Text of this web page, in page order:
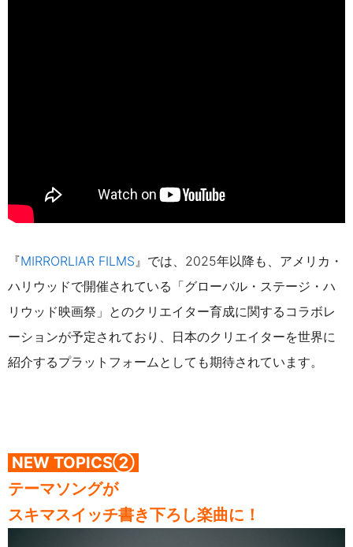
『MIRRORLIAR FILMS』では、 2025年以降も、アメリカ・
ハリウッドで開催されている「グローバル・ステージ・ハ
リウッド映画祭」とのクリエイター育成に関するコラボレ
ーションが予定されており、日本のクリエイターを世界に
紹介するプラットフォームとしても期待されています。
NEW TOPICS②
テーマソングが
スキマスイッチ書き下ろし楽曲に！